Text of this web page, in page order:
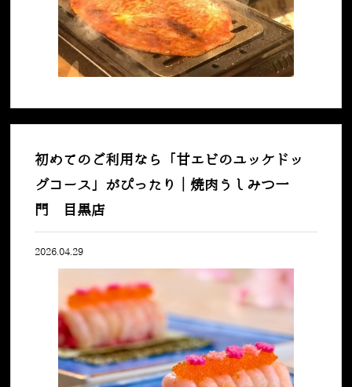
初めてのご利用なら「甘エビのユッケドッ
グコース」がぴったり｜焼肉うしみつ一
門 目黒店
2026.04.29